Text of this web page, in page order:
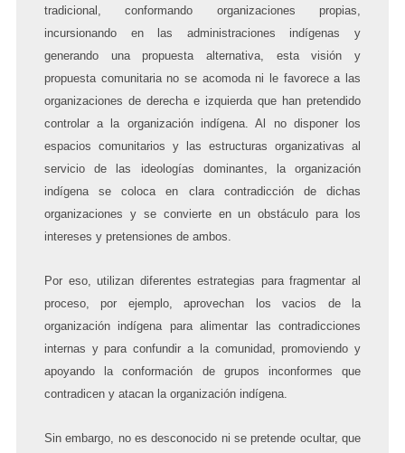
tradicional, conformando organizaciones propias,
incursionando en las administraciones indígenas y
generando una propuesta alternativa, esta visión y
propuesta comunitaria no se acomoda ni le favorece a las
organizaciones de derecha e izquierda que han pretendido
controlar a la organización indígena. Al no disponer los
espacios comunitarios y las estructuras organizativas al
servicio de las ideologías dominantes, la organización
indígena se coloca en clara contradicción de dichas
organizaciones y se convierte en un obstáculo para los
intereses y pretensiones de ambos.
Por eso, utilizan diferentes estrategias para fragmentar al
proceso, por ejemplo, aprovechan los vacios de la
organización indígena para alimentar las contradicciones
internas y para confundir a la comunidad, promoviendo y
apoyando la conformación de grupos inconformes que
contradicen y atacan la organización indígena.
Sin embargo, no es desconocido ni se pretende ocultar, que